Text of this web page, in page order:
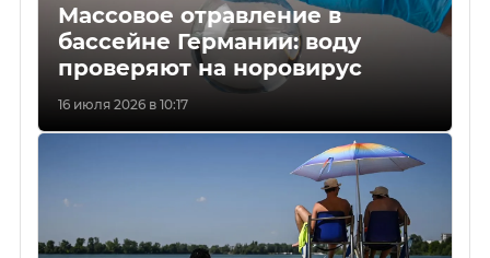
Массовое отравление в
бассейне Германии: воду
проверяют на норовирус
16 июля 2026 в 10:17